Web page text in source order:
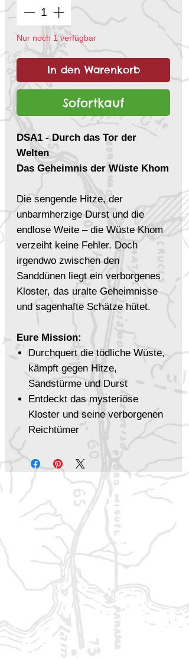
Nur noch 1 verfügbar
In den Warenkorb
Sofortkauf
DSA1 - Durch das Tor der
Welten
Das Geheimnis der Wüste Khom
Die sengende Hitze, der
unbarmherzige Durst und die
endlose Weite – die Wüste Khom
verzeiht keine Fehler. Doch
irgendwo zwischen den
Sanddünen liegt ein verborgenes
Kloster, das uralte Geheimnisse
und sagenhafte Schätze hütet.
Eure Mission:
Durchquert die tödliche Wüste,
kämpft gegen Hitze,
Sandstürme und Durst
Entdeckt das mysteriöse
Kloster und seine verborgenen
Reichtümer
Stellt euch unbekannten
Gefahren hinter dem offenen
Tor
Lüftet das Geheimnis, das seit
Jahrhunderten im Sand
verborgen liegt
Für wen ist dieses Abenteuer
geeignet?
✔ Spannende Erkundung in einer
exotischen Umgebung
✔ Überleben unter extremen
Bedingungen
✔ Mysteriöse Rätsel, versteckte